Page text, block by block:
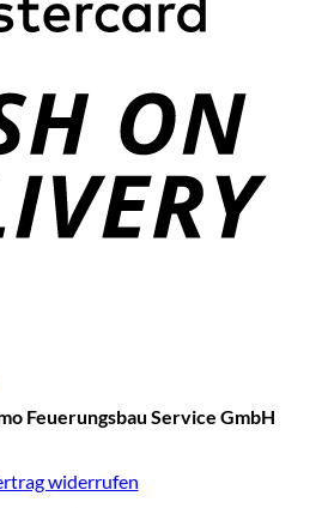
Feuerungsbau Service GmbH
widerrufen